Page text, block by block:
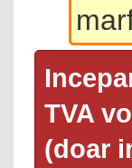
TVA
(doar